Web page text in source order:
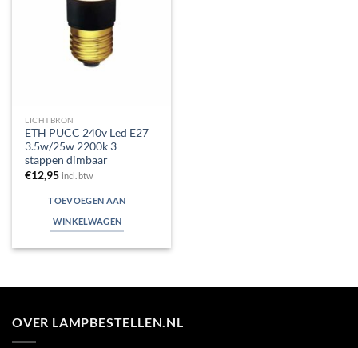
LICHTBRON
ETH PUCC 240v Led E27
3.5w/25w 2200k 3
stappen dimbaar
€12,95 incl. btw
TOEVOEGEN AAN
WINKELWAGEN
OVER LAMPBESTELLEN.NL